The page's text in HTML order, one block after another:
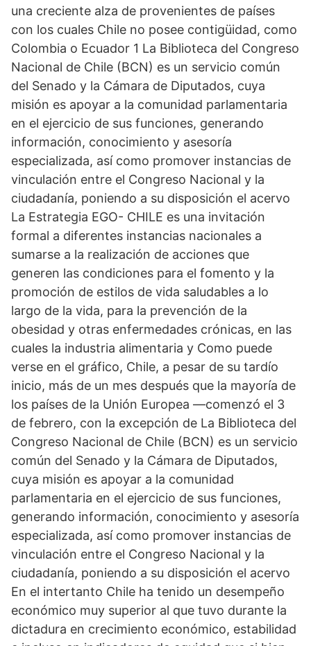
una creciente alza de provenientes de países
con los cuales Chile no posee contigüidad, como
Colombia o Ecuador 1 La Biblioteca del Congreso
Nacional de Chile (BCN) es un servicio común
del Senado y la Cámara de Diputados, cuya
misión es apoyar a la comunidad parlamentaria
en el ejercicio de sus funciones, generando
información, conocimiento y asesoría
especializada, así como promover instancias de
vinculación entre el Congreso Nacional y la
ciudadanía, poniendo a su disposición el acervo
La Estrategia EGO- CHILE es una invitación
formal a diferentes instancias nacionales a
sumarse a la realización de acciones que
generen las condiciones para el fomento y la
promoción de estilos de vida saludables a lo
largo de la vida, para la prevención de la
obesidad y otras enfermedades crónicas, en las
cuales la industria alimentaria y Como puede
verse en el gráfico, Chile, a pesar de su tardío
inicio, más de un mes después que la mayoría de
los países de la Unión Europea —comenzó el 3
de febrero, con la excepción de La Biblioteca del
Congreso Nacional de Chile (BCN) es un servicio
común del Senado y la Cámara de Diputados,
cuya misión es apoyar a la comunidad
parlamentaria en el ejercicio de sus funciones,
generando información, conocimiento y asesoría
especializada, así como promover instancias de
vinculación entre el Congreso Nacional y la
ciudadanía, poniendo a su disposición el acervo
En el intertanto Chile ha tenido un desempeño
económico muy superior al que tuvo durante la
dictadura en crecimiento económico, estabilidad